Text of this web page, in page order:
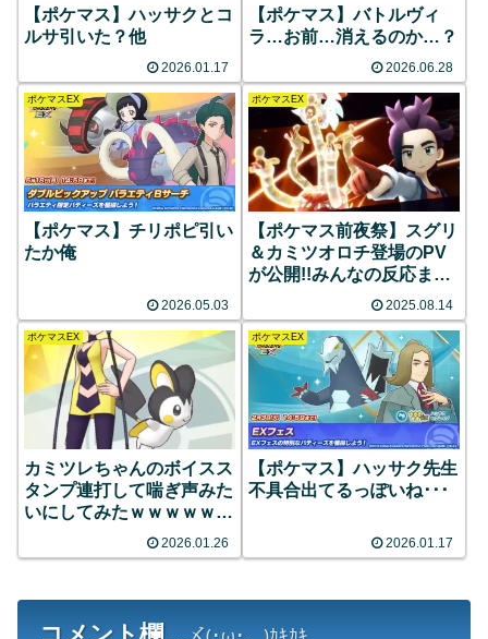
【ポケマス】ハッサクとコ
ルサ引いた？他
2026.01.17
【ポケマス】バトルヴィ
ラ…お前…消えるのか…？
2026.06.28
ポケマスEX
【ポケマス】チリポピ引い
たか俺
2026.05.03
ポケマスEX
【ポケマス前夜祭】スグリ
＆カミツオロチ登場のPV
が公開!!みんなの反応まと
2025.08.14
ポケマスEX
カミツレちゃんのボイスス
タンプ連打して喘ぎ声みた
いにしてみたｗｗｗｗｗ
2026.01.26
ポケマスEX
【ポケマス】ハッサク先生
不具合出てるっぽいね･･･
2026.01.17